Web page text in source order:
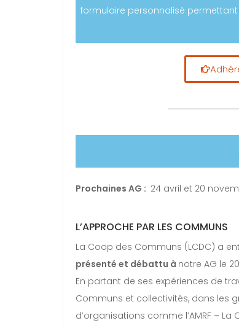
formulaire personnalisé
Prochaines AG : 24 avril et 20
L’APPROCHE PAR LES COMMUNS
La Coop des Communs (LCDC) a
présenté et débattu à notre AG le
En partant de ses expériences de
Communs et collectivités, dans les
d’organisations comme l’AMRF –